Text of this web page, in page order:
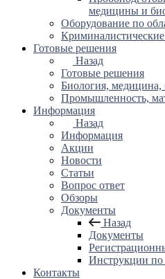
медицины и
Оборудование по
Готовые решения
Назад
Готовые решения
Биология, медицина,
Промышленность,
Информация
Назад
Информация
Акции
Новости
Статьи
Вопрос ответ
Обзоры
Документы
Назад
Документы
Инструкции по
Контакты